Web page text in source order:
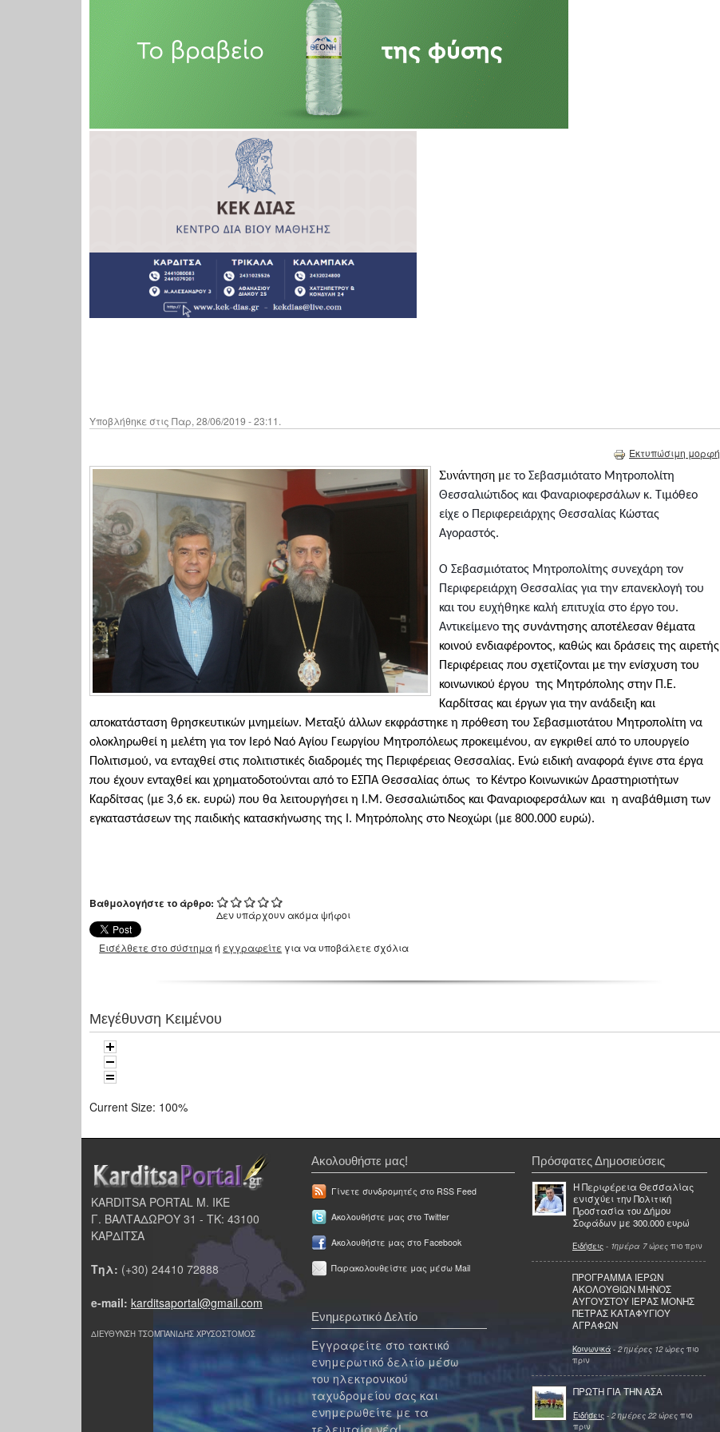
Υποβλήθηκε στις Παρ, 28/06/2019 - 23:11.
Εκτυπώσιμη μορφή
Συνάντηση μετο Σεβασμιότατο Μητροπολίτη
Θεσσαλιώτιδος και Φαναριοφερσάλων κ. Τιμόθεο
είχε ο Περιφερειάρχης Θεσσαλίας Κώστας
Αγοραστός.
Ο Σεβασμιότατος Μητροπολίτης συνεχάρη τον
Περιφερειάρχη Θεσσαλίας για την επανεκλογή του
και του ευχήθηκε καλή επιτυχία στο έργο του.
Αντικείμενοτης συνάντησης αποτέλεσαν θέματα
κοινού ενδιαφέροντος, καθώς και δράσεις της αιρετής
Περιφέρειας που σχετίζονται με την ενίσχυση του
κοινωνικού έργου της Μητρόπολης στην Π.Ε.
Καρδίτσας και έργων για την ανάδειξη και
αποκατάσταση θρησκευτικών μνημείων. Μεταξύ άλλων εκφράστηκε η πρόθεση του Σεβασμιοτάτου Μητροπολίτη να
ολοκληρωθεί η μελέτη για τον Ιερό Ναό Αγίου Γεωργίου Μητροπόλεως προκειμένου, αν εγκριθεί από το υπουργείο
Πολιτισμού, να ενταχθεί στις πολιτιστικές διαδρομές της Περιφέρειας Θεσσαλίας. Ενώ ειδική αναφορά έγινε στα έργα
που έχουν ενταχθεί και χρηματοδοτούνται από το ΕΣΠΑ Θεσσαλίας όπως το Κέντρο Κοινωνικών Δραστηριοτήτων
Καρδίτσας (με 3,6 εκ. ευρώ) που θα λειτουργήσει η Ι.Μ. Θεσσαλιώτιδος και Φαναριοφερσάλων και η αναβάθμιση των
εγκαταστάσεων της παιδικής κατασκήνωσης της Ι. Μητρόπολης στο Νεοχώρι (με 800.000 ευρώ).
Βαθμολογήστε το άρθρο:
Δεν υπάρχουν ακόμα ψήφοι
Εισέλθετε στο σύστημαή εγγραφείτε για να υποβάλετε σχόλια
Μεγέθυνση Κειμένου
Current Size: 100%
KARDITSA PORTAL Μ. ΙΚΕ
Γ. ΒΑΛΤΑΔΩΡΟΥ 31 - ΤΚ: 43100
ΚΑΡΔΙΤΣΑ
Τηλ: (+30) 24410 72888
e-mail: karditsaportal@gmail.com
ΔΙΕΥΘΥΝΣΗ ΤΣΟΜΠΑΝΙΔΗΣ ΧΡΥΣΟΣΤΟΜΟΣ
Ακολουθήστε μας!
Γίνετε συνδρομητές στο RSS Feed
Ακολουθήστε μας στο Twitter
Ακολουθήστε μας στο Facebook
Παρακολουθείστε μας μέσω Mail
Ενημερωτικό Δελτίο
Εγγραφείτε στο τακτικό
ενημερωτικό δελτίο μέσω
του ηλεκτρονικού
ταχυδρομείου σας και
ενημερωθείτε με τα
τελευταία νέα!
Πρόσφατες Δημοσιεύσεις
Η Περιφέρεια Θεσσαλίας
ενισχύει την Πολιτική
Προστασία του Δήμου
Σοφάδων με 300.000 ευρώ
Ειδήσεις - 1ημέρα 7 ώρες πιο πριν
ΠΡΟΓΡΑΜΜΑ ΙΕΡΩΝ
ΑΚΟΛΟΥΘΙΩΝ ΜΗΝΟΣ
ΑΥΓΟΥΣΤΟΥ ΙΕΡΑΣ ΜΟΝΗΣ
ΠΕΤΡΑΣ ΚΑΤΑΦΥΓΙΟΥ
ΑΓΡΑΦΩΝ
Κοινωνικά - 2 ημέρες 12 ώρες πιο
πριν
ΠΡΩΤΗ ΓΙΑ ΤΗΝ ΑΣΑ
Ειδήσεις - 2 ημέρες 22 ώρες πιο
πριν